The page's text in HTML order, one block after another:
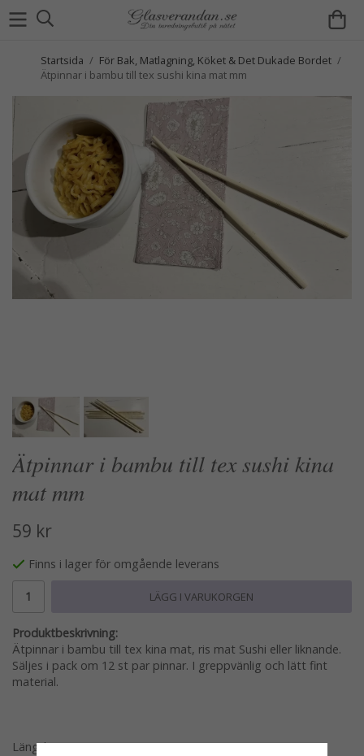
Startsida / För Bak, Matlagning, Köket & Det Dukade Bordet /
Ätpinnar i bambu till tex sushi kina mat mm
Ätpinnar i bambu till tex sushi kina
mat mm
59 kr
Finns i lager för omgående leverans
LÄGG I VARUKORGEN
Produktbeskrivning:
Ätpinnar i bambu till tex kina mat, ris mat Sushi eller liknande.
Säljes i pack om 12 st par pinnar. I greppvänlig och lätt fint
material.
Längd: 23,5cm